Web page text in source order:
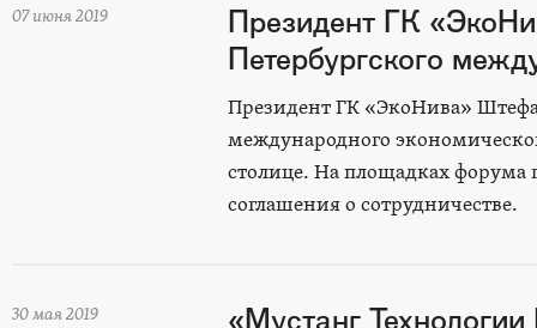
07 июня 2019
Президент ГК
Петербургского
Президент ГК «ЭкоНива»
международного
столице. На площадках форума
соглашения о сотрудничестве.
30 мая 2019 «Мустанг